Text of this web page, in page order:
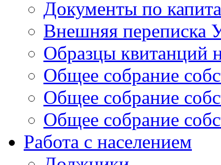
Документы по
Внешняя переписка
Образцы квитанций
Общее собрание
Общее собрание
Общее собрание
Работа с населением